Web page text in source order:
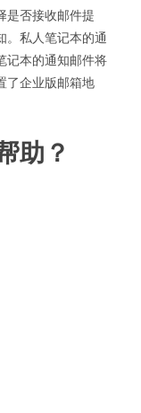
是否接收邮件提
。私人笔记本的通
记本的通知邮件将
了企业版邮箱地
助？